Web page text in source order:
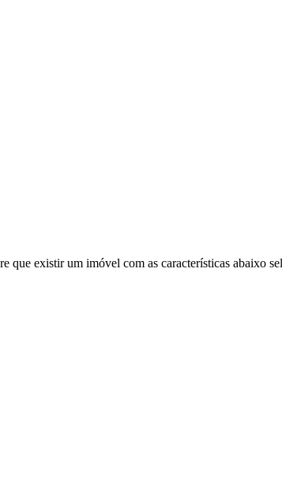
que existir um imóvel com as características abaixo